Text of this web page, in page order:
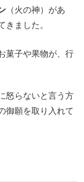
（火の神）があ
きました。
菓子や果物が、行
怒らないと言う方
御願を取り入れて